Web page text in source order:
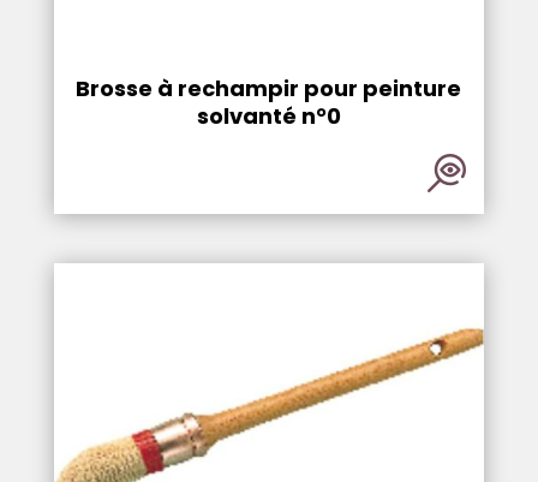
Brosse à rechampir pour peinture
solvanté n°0